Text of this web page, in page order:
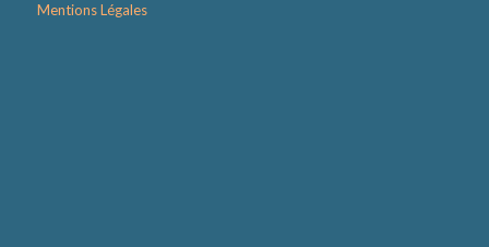
Mentions Légales